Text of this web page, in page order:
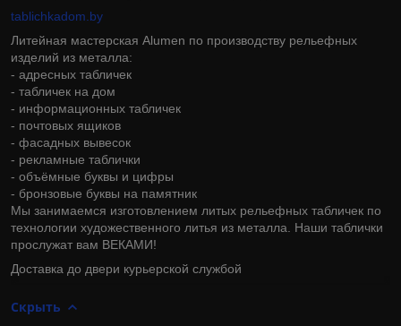
tablichkadom.by
Литейная мастерская Alumen по производству рельефных
изделий из металла:
- адресных табличек
- табличек на дом
- информационных табличек
- почтовых ящиков
- фасадных вывесок
- рекламные таблички
- объёмные буквы и цифры
- бронзовые буквы на памятник
Мы занимаемся изготовлением литых рельефных табличек по
технологии художественного литья из металла. Наши таблички
прослужат вам ВЕКАМИ!
Доставка до двери курьерской службой
Скрыть